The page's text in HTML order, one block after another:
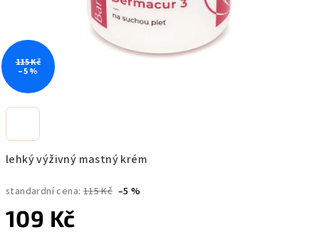
lehký výživný mastný krém
standardní cena: 115 Kč –5 %
109 Kč
115 Kč
–5 %